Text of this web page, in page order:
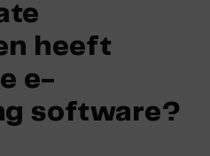
heeft
e-
software?